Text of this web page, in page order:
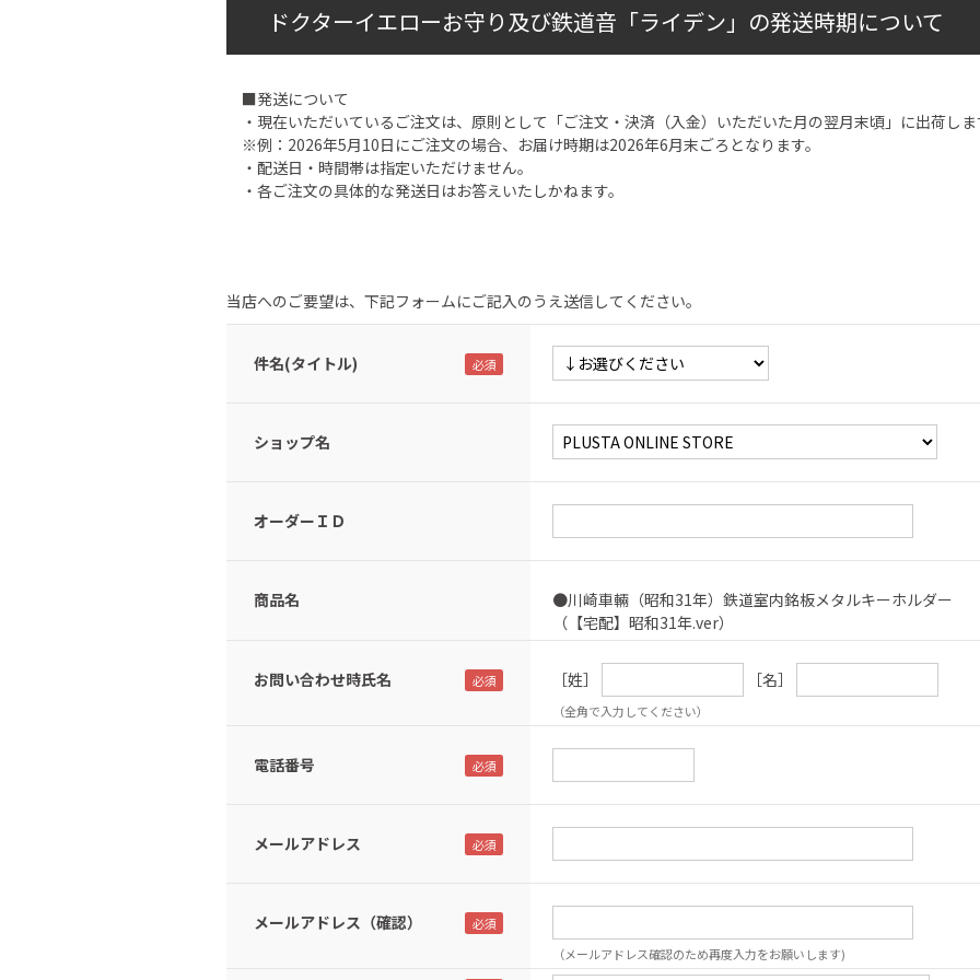
ドクターイエローお守り及び鉄道音「ライデン」の発送時期について
■発送について
・現在いただいているご注文は、原則として「ご注文・決済（入金）いただいた月の翌月末頃」に出荷しま
※例：2026年5月10日にご注文の場合、お届け時期は2026年6月末ごろとなります。
・配送日・時間帯は指定いただけません。
・各ご注文の具体的な発送日はお答えいたしかねます。
当店へのご要望は、下記フォームにご記入のうえ送信してください。
件名(タイトル)
ショップ名
オーダーＩＤ
商品名
●川崎車輛（昭和31年）鉄道室内銘板メタルキーホルダー
（【宅配】昭和31年.ver）
お問い合わせ時氏名 ［姓］ ［名］
（全角で入力してください）
電話番号
メールアドレス
メールアドレス（確認）
（メールアドレス確認のため再度入力をお願いします)